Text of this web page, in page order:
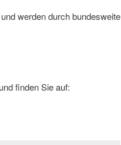
werden durch bundesweite
finden Sie auf: